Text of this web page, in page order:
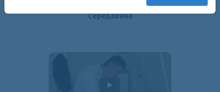
Акушерская и гинекологическая служба СОКБ
Середавина